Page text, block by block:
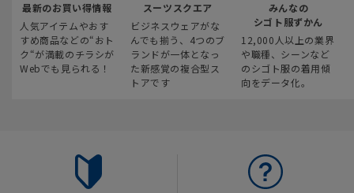
最新のお買い得情報
人気アイテムやおす
すめ商品などの“おト
ク“が満載のチラシが
Webでも見られる！
スーツスクエア
ビジネスウェアがな
んでも揃う、4つのブ
ランドが一体となっ
た新感覚の複合型ス
トアです
みんなの
シゴト服ずかん
12,000人以上の業界
や職種、シーンなど
のシゴト服の着用傾
向をデータ化。